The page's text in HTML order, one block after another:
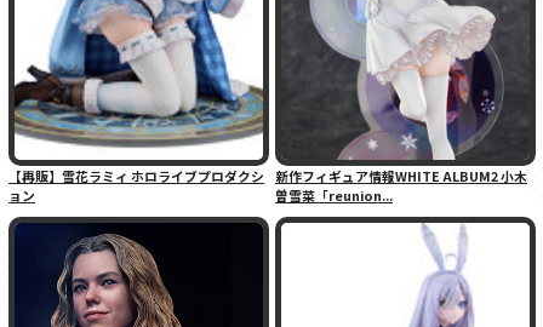
【再販】雪花ラミィ ホロライブプロダクシ
ョン
新作フィギュア情報WHITE ALBUM2 小木
曽雪菜「reunion...